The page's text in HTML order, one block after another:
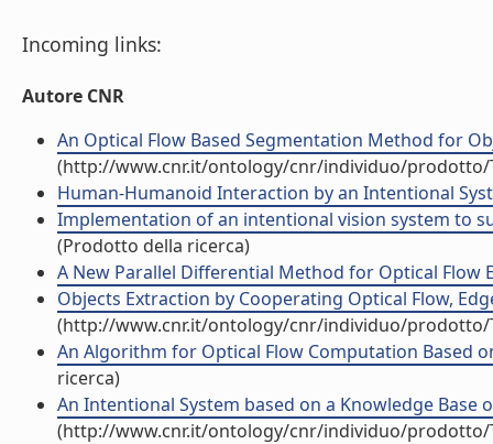
Incoming links:
Autore CNR
An Optical Flow Based Segmentation Method for
(http://www.cnr.it/ontology/cnr/individuo/prodotto/
Human-Humanoid Interaction by an Intentional
Implementation of an intentional vision system to
(Prodotto della ricerca)
A New Parallel Differential Method for Optical Flow
Objects Extraction by Cooperating Optical Flow,
(http://www.cnr.it/ontology/cnr/individuo/prodotto/
An Algorithm for Optical Flow Computation Based
ricerca)
An Intentional System based on a Knowledge
(http://www.cnr.it/ontology/cnr/individuo/prodotto/